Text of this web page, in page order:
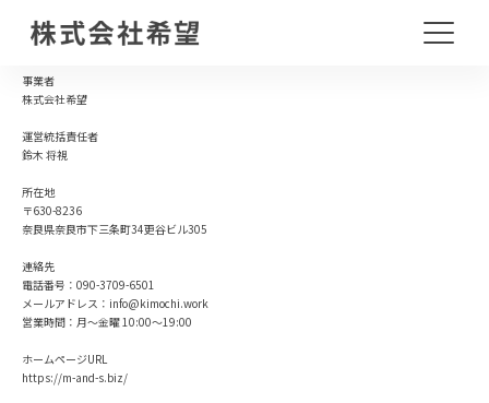
事業者
株式会社希望
運営統括責任者
鈴木 将視
所在地
〒630-8236
奈良県奈良市下三条町34更谷ビル305
連絡先
電話番号：090-3709-6501
メールアドレス：info@kimochi.work
営業時間：月～金曜 10:00～19:00
ホームページURL
https://m-and-s.biz/